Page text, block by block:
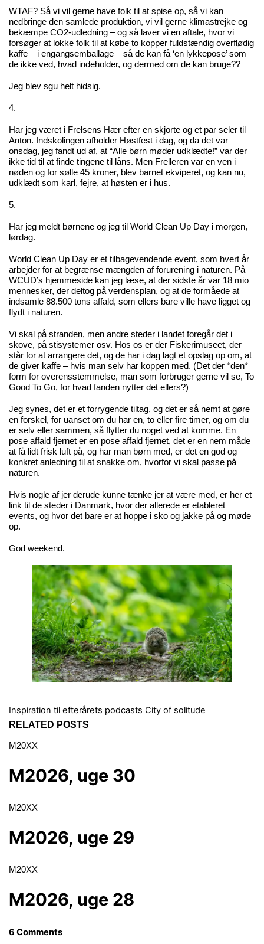
WTAF? Så vi vil gerne have folk til at spise op, så vi kan
nedbringe den samlede produktion, vi vil gerne klimastrejke og
bekæmpe CO2-udledning – og så laver vi en aftale, hvor vi
forsøger at lokke folk til at købe to kopper fuldstændig overflødig
kaffe – i engangsemballage – så de kan få ‘en lykkepose’ som
de ikke ved, hvad indeholder, og dermed om de kan bruge??
Jeg blev sgu helt hidsig.
4.
Har jeg været i Frelsens Hær efter en skjorte og et par seler til
Anton. Indskolingen afholder Høstfest i dag, og da det var
onsdag, jeg fandt ud af, at “Alle børn møder udklædte!” var der
ikke tid til at finde tingene til låns. Men Frelleren var en ven i
nøden og for sølle 45 kroner, blev barnet ekviperet, og kan nu,
udklædt som karl, fejre, at høsten er i hus.
5.
Har jeg meldt børnene og jeg til World Clean Up Day i morgen,
lørdag.
World Clean Up Day er et tilbagevendende event, som hvert år
arbejder for at begrænse mængden af forurening i naturen. På
WCUD’s hjemmeside kan jeg læse, at der sidste år var 18 mio
mennesker, der deltog på verdensplan, og at de formåede at
indsamle 88.500 tons affald, som ellers bare ville have ligget og
flydt i naturen.
Vi skal på stranden, men andre steder i landet foregår det i
skove, på stisystemer osv. Hos os er der Fiskerimuseet, der
står for at arrangere det, og de har i dag lagt et opslag op om, at
de giver kaffe – hvis man selv har koppen med. (Det der *den*
form for overensstemmelse, man som forbruger gerne vil se, To
Good To Go, for hvad fanden nytter det ellers?)
Jeg synes, det er et forrygende tiltag, og det er så nemt at gøre
en forskel, for uanset om du har en, to eller fire timer, og om du
er selv eller sammen, så flytter du noget ved at komme. En
pose affald fjernet er en pose affald fjernet, det er en nem måde
at få lidt frisk luft på, og har man børn med, er det en god og
konkret anledning til at snakke om, hvorfor vi skal passe på
naturen.
Hvis nogle af jer derude kunne tænke jer at være med, er her et
linktil de steder i Danmark, hvor der allerede er etableret
events, og hvor det bare er at hoppe i sko og jakke på og møde
op.
God weekend.
Inspiration til efterårets podcasts City of solitude
RELATED POSTS
M20XX
M2026, uge 30
M20XX
M2026, uge 29
M20XX
M2026, uge 28
6 Comments